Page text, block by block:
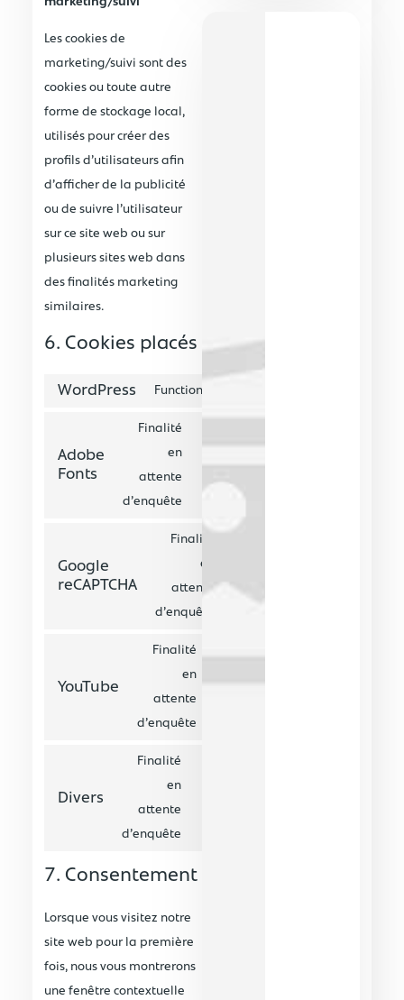
Les cookies de
marketing/suivi sont des
cookies ou toute autre
forme de stockage local,
utilisés pour créer des
profils d’utilisateurs afin
d’afficher de la publicité
ou de suivre l’utilisateur
sur ce site web ou sur
plusieurs sites web dans
des finalités marketing
similaires.
6. Cookies placés
WordPress Functional
Adobe
Fonts
Finalité
en
attente
d’enquête
Google
reCAPTCHA
Finalité
en
attente
d’enquête
YouTube
Finalité
en
attente
d’enquête
Divers
Finalité
en
attente
d’enquête
7. Consentement
Lorsque vous visitez notre
site web pour la première
fois, nous vous montrerons
une fenêtre contextuelle